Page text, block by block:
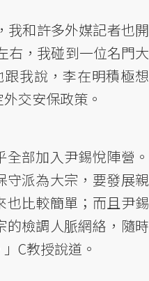
我和許多外媒記者也開
右，我碰到一位名門大
我說，李在明積極想
交安保政策。
全部加入尹錫悅陣營。
守派為大宗，要發展親
也比較簡單；而且尹錫
檢調人脈網絡，隨時
C教授說道。